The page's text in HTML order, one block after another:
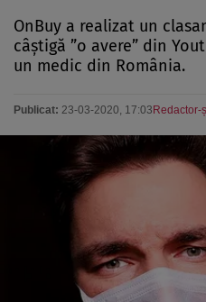
OnBuy a realizat un
câştigă ”o avere” din
un medic din România.
Publicat: 23-03-2020, 17:03 Redactor-